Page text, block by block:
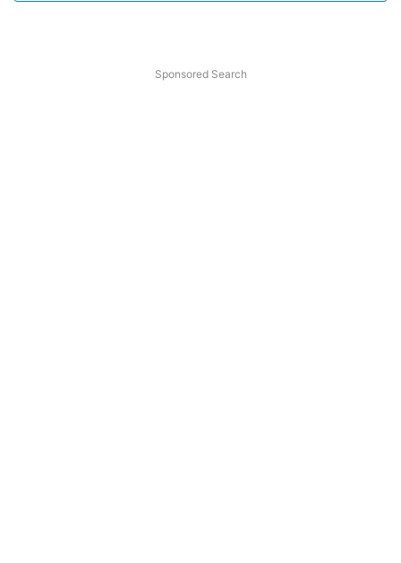
Sponsored Search